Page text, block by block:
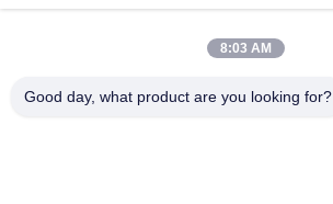
LTD.
8:03 AM
Good day, what product are you looking for?